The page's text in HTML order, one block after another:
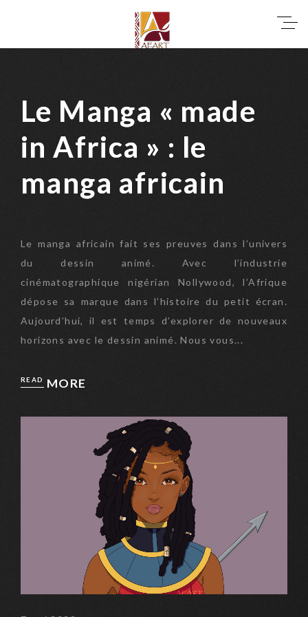
Le Manga « made
in Africa » : le
manga africain
Le Manga « made
in Africa » : le
manga africain
Le manga africain fait ses preuves dans l’univers
du dessin animé. Avec l’industrie
cinématographique nigérian Nollywood, l’Afrique
dépose sa marque dans l’histoire du petit écran.
Aujourd’hui, il est temps d’explorer de nouveaux
horizons avec le dessin animé. Nous vous...
READ MORE